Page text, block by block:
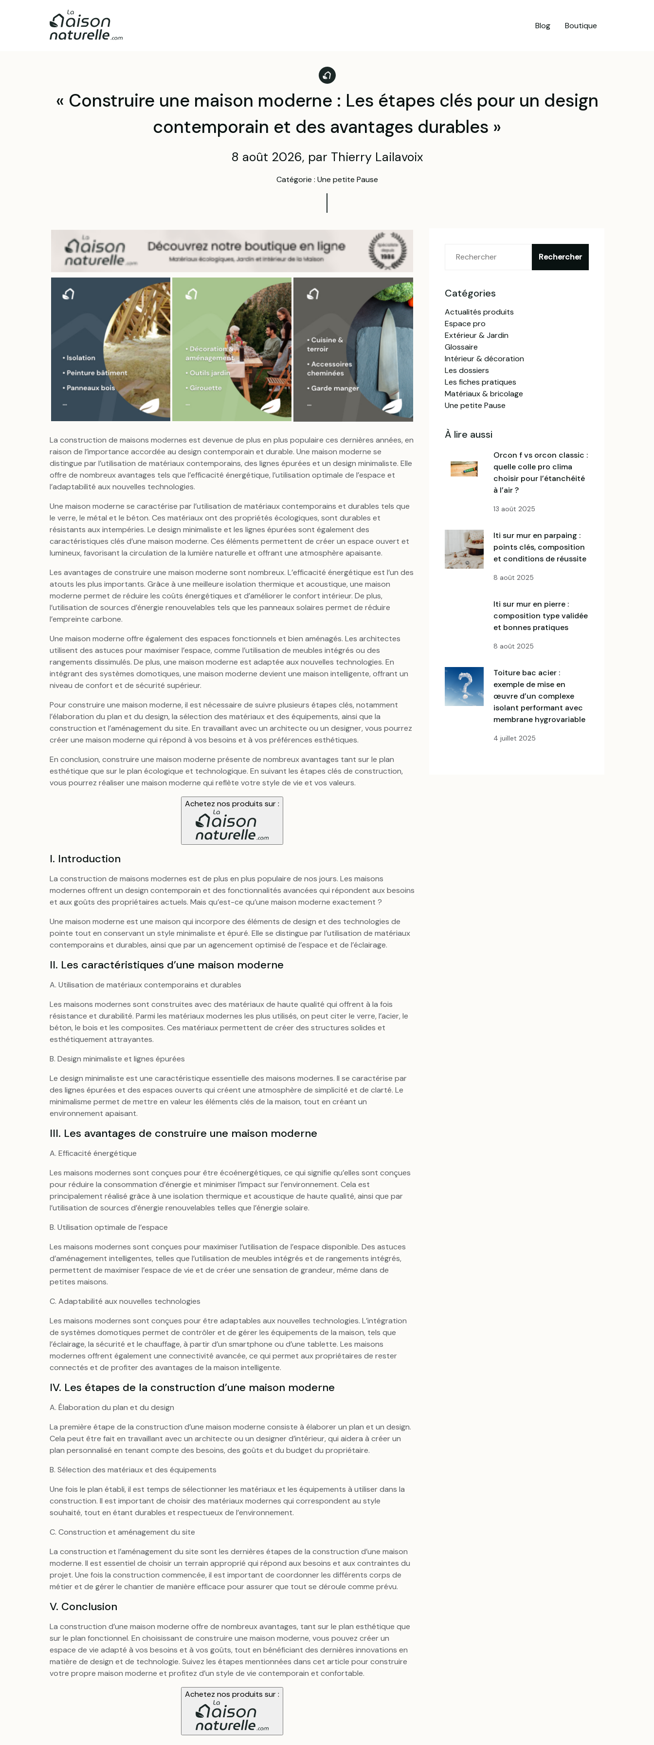
Blog Boutique
« Construire une maison moderne : Les étapes clés pour un design
contemporain et des avantages durables »
8 août 2026, par Thierry Lailavoix
Catégorie : Une petite Pause
La construction de maisons modernes est devenue de plus en plus populaire ces dernières années, en
raison de l’importance accordée au design contemporain et durable. Une maison moderne se
distingue par l’utilisation de matériaux contemporains, des lignes épurées et un design minimaliste. Elle
offre de nombreux avantages tels que l’efficacité énergétique, l’utilisation optimale de l’espace et
l’adaptabilité aux nouvelles technologies.
Une maison moderne se caractérise par l’utilisation de matériaux contemporains et durables tels que
le verre, le métal et le béton. Ces matériaux ont des propriétés écologiques, sont durables et
résistants aux intempéries. Le design minimaliste et les lignes épurées sont également des
caractéristiques clés d’une maison moderne. Ces éléments permettent de créer un espace ouvert et
lumineux, favorisant la circulation de la lumière naturelle et offrant une atmosphère apaisante.
Les avantages de construire une maison moderne sont nombreux. L’efficacité énergétique est l’un des
atouts les plus importants. Grâce à une meilleure isolation thermique et acoustique, une maison
moderne permet de réduire les coûts énergétiques et d’améliorer le confort intérieur. De plus,
l’utilisation de sources d’énergie renouvelables tels que les panneaux solaires permet de réduire
l’empreinte carbone.
Une maison moderne offre également des espaces fonctionnels et bien aménagés. Les architectes
utilisent des astuces pour maximiser l’espace, comme l’utilisation de meubles intégrés ou des
rangements dissimulés. De plus, une maison moderne est adaptée aux nouvelles technologies. En
intégrant des systèmes domotiques, une maison moderne devient une maison intelligente, offrant un
niveau de confort et de sécurité supérieur.
Pour construire une maison moderne, il est nécessaire de suivre plusieurs étapes clés, notamment
l’élaboration du plan et du design, la sélection des matériaux et des équipements, ainsi que la
construction et l’aménagement du site. En travaillant avec un architecte ou un designer, vous pourrez
créer une maison moderne qui répond à vos besoins et à vos préférences esthétiques.
En conclusion, construire une maison moderne présente de nombreux avantages tant sur le plan
esthétique que sur le plan écologique et technologique. En suivant les étapes clés de construction,
vous pourrez réaliser une maison moderne qui reflète votre style de vie et vos valeurs.
Achetez nos produits sur :
I. Introduction
La construction de maisons modernes est de plus en plus populaire de nos jours. Les maisons
modernes offrent un design contemporain et des fonctionnalités avancées qui répondent aux besoins
et aux goûts des propriétaires actuels. Mais qu’est-ce qu’une maison moderne exactement ?
Une maison moderne est une maison qui incorpore des éléments de design et des technologies de
pointe tout en conservant un style minimaliste et épuré. Elle se distingue par l’utilisation de matériaux
contemporains et durables, ainsi que par un agencement optimisé de l’espace et de l’éclairage.
II. Les caractéristiques d’une maison moderne
A. Utilisation de matériaux contemporains et durables
Les maisons modernes sont construites avec des matériaux de haute qualité qui offrent à la fois
résistance et durabilité. Parmi les matériaux modernes les plus utilisés, on peut citer le verre, l’acier, le
béton, le bois et les composites. Ces matériaux permettent de créer des structures solides et
esthétiquement attrayantes.
B. Design minimaliste et lignes épurées
Le design minimaliste est une caractéristique essentielle des maisons modernes. Il se caractérise par
des lignes épurées et des espaces ouverts qui créent une atmosphère de simplicité et de clarté. Le
minimalisme permet de mettre en valeur les éléments clés de la maison, tout en créant un
environnement apaisant.
III. Les avantages de construire une maison moderne
A. Efficacité énergétique
Les maisons modernes sont conçues pour être écoénergétiques, ce qui signifie qu’elles sont conçues
pour réduire la consommation d’énergie et minimiser l’impact sur l’environnement. Cela est
principalement réalisé grâce à une isolation thermique et acoustique de haute qualité, ainsi que par
l’utilisation de sources d’énergie renouvelables telles que l’énergie solaire.
B. Utilisation optimale de l’espace
Les maisons modernes sont conçues pour maximiser l’utilisation de l’espace disponible. Des astuces
d’aménagement intelligentes, telles que l’utilisation de meubles intégrés et de rangements intégrés,
permettent de maximiser l’espace de vie et de créer une sensation de grandeur, même dans de
petites maisons.
C. Adaptabilité aux nouvelles technologies
Les maisons modernes sont conçues pour être adaptables aux nouvelles technologies. L’intégration
de systèmes domotiques permet de contrôler et de gérer les équipements de la maison, tels que
l’éclairage, la sécurité et le chauffage, à partir d’un smartphone ou d’une tablette. Les maisons
modernes offrent également une connectivité avancée, ce qui permet aux propriétaires de rester
connectés et de profiter des avantages de la maison intelligente.
IV. Les étapes de la construction d’une maison moderne
A. Élaboration du plan et du design
La première étape de la construction d’une maison moderne consiste à élaborer un plan et un design.
Cela peut être fait en travaillant avec un architecte ou un designer d’intérieur, qui aidera à créer un
plan personnalisé en tenant compte des besoins, des goûts et du budget du propriétaire.
B. Sélection des matériaux et des équipements
Une fois le plan établi, il est temps de sélectionner les matériaux et les équipements à utiliser dans la
construction. Il est important de choisir des matériaux modernes qui correspondent au style
souhaité, tout en étant durables et respectueux de l’environnement.
C. Construction et aménagement du site
La construction et l’aménagement du site sont les dernières étapes de la construction d’une maison
moderne. Il est essentiel de choisir un terrain approprié qui répond aux besoins et aux contraintes du
projet. Une fois la construction commencée, il est important de coordonner les différents corps de
métier et de gérer le chantier de manière efficace pour assurer que tout se déroule comme prévu.
V. Conclusion
La construction d’une maison moderne offre de nombreux avantages, tant sur le plan esthétique que
sur le plan fonctionnel. En choisissant de construire une maison moderne, vous pouvez créer un
espace de vie adapté à vos besoins et à vos goûts, tout en bénéficiant des dernières innovations en
matière de design et de technologie. Suivez les étapes mentionnées dans cet article pour construire
votre propre maison moderne et profitez d’un style de vie contemporain et confortable.
Achetez nos produits sur :
Catégories
Actualités produits
Espace pro
Extérieur & Jardin
Glossaire
Intérieur & décoration
Les dossiers
Les fiches pratiques
Matériaux & bricolage
Une petite Pause
À lire aussi
orcon f vs orcon classic :
quelle colle pro clima
choisir pour l’étanchéité
à l’air ?
13 août 2025
iti sur mur en parpaing :
points clés, composition
et conditions de réussite
8 août 2025
iti sur mur en pierre :
composition type validée
et bonnes pratiques
8 août 2025
toiture bac acier :
exemple de mise en
œuvre d’un complexe
isolant performant avec
membrane hygrovariable
4 juillet 2025